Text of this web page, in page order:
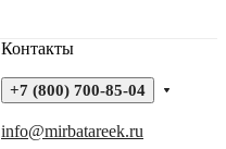
Контакты
+7 (800) 700-85-04
info@mirbatareek.ru